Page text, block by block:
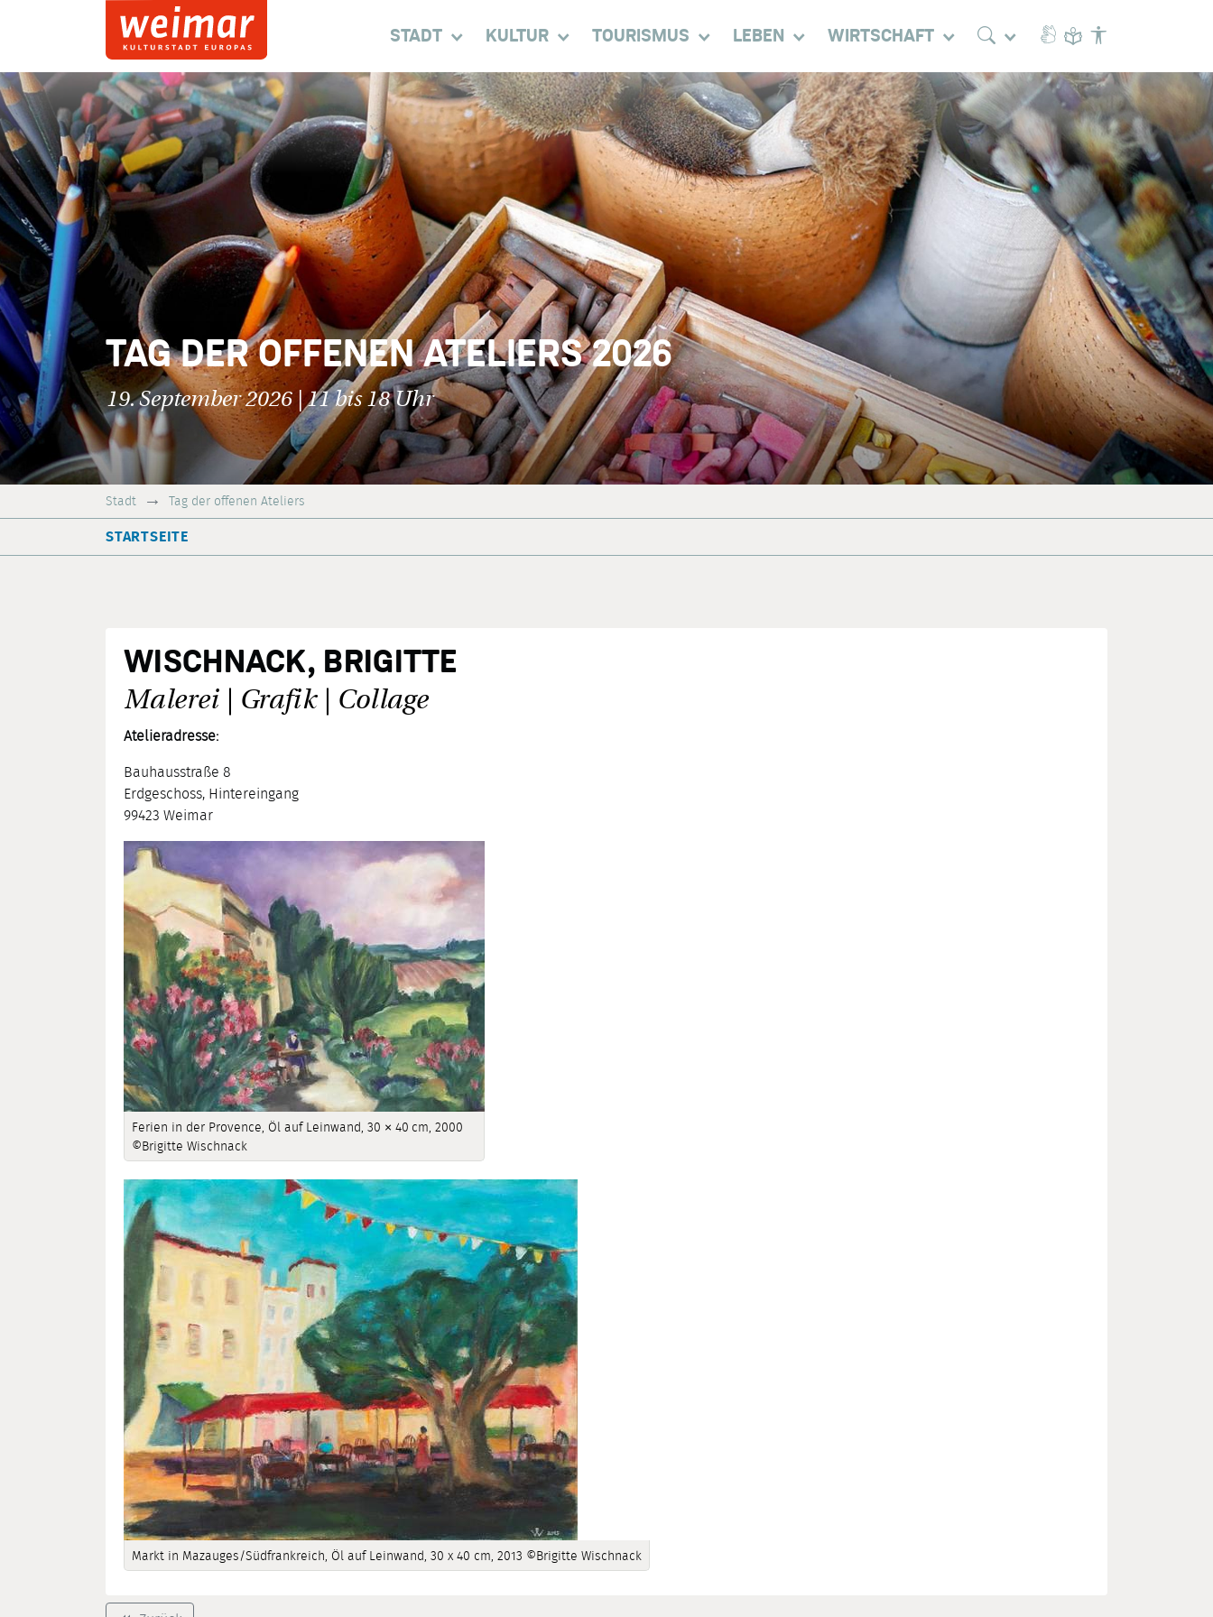
STADT KULTUR TOURISMUS LEBEN WIRTSCHAFT
TAG DER OFFENEN ATELIERS 2026
19. September 2026 | 11 bis 18 Uhr
Stadt Tag der offenen Ateliers
STARTSEITE
WISCHNACK, BRIGITTE
Malerei | Grafik | Collage
Atelieradresse:
Bauhausstraße 8
Erdgeschoss, Hintereingang
99423 Weimar
Ferien in der Provence, Öl auf Leinwand, 30 × 40 cm, 2000
©Brigitte Wischnack
Markt in Mazauges/Südfrankreich, Öl auf Leinwand, 30 x 40 cm, 2013 ©Brigitte Wischnack